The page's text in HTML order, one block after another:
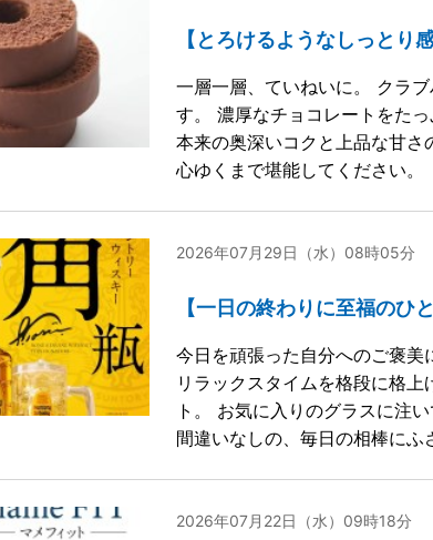
【とろけるようなしっとり
一層一層、ていねいに。 クラ
す。 濃厚なチョコレートをた
本来の奥深いコクと上品な甘
心ゆくまで堪能してください。
2026年07月29日（水）08時05分
【一日の終わりに至福のひ
今日を頑張った自分へのご褒
リラックスタイムを格段に格
ト。 お気に入りのグラスに注
間違いなしの、毎日の相棒にふ
2026年07月22日（水）09時18分